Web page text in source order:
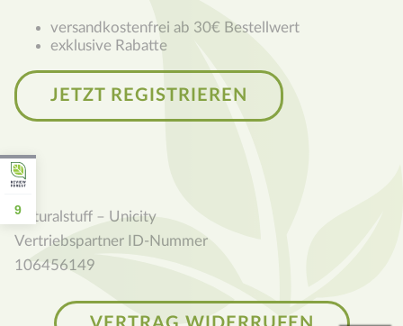
versandkostenfrei ab 30€ Bestellwert
exklusive Rabatte
JETZT REGISTRIEREN
Naturalstuff – Unicity
Vertriebspartner ID-Nummer
106456149
9